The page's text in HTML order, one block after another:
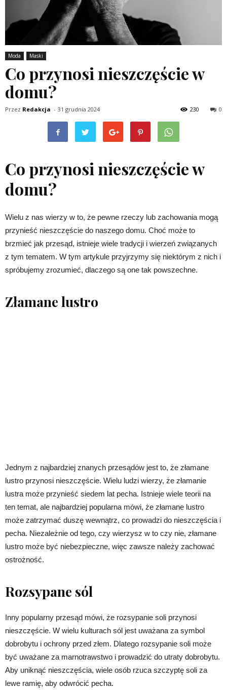
Moda Maski
Co przynosi nieszczęście w
domu?
Przez Redakcja - 31 grudnia 2024 0
230
Co przynosi nieszczęście w
domu?
Wielu z nas wierzy w to, że pewne rzeczy lub zachowania mogą
przynieść nieszczęście do naszego domu. Choć może to
brzmieć jak przesąd, istnieje wiele tradycji i wierzeń związanych
z tym tematem. W tym artykule przyjrzymy się niektórym z nich i
spróbujemy zrozumieć, dlaczego są one tak powszechne.
Złamane lustro
Jednym z najbardziej znanych przesądów jest to, że złamane
lustro przynosi nieszczęście. Wielu ludzi wierzy, że złamanie
lustra może przynieść siedem lat pecha. Istnieje wiele teorii na
ten temat, ale najbardziej popularna mówi, że złamane lustro
może zatrzymać duszę wewnątrz, co prowadzi do nieszczęścia i
pecha. Niezależnie od tego, czy wierzysz w to czy nie, złamane
lustro może być niebezpieczne, więc zawsze należy zachować
ostrożność.
Rozsypane sól
Inny popularny przesąd mówi, że rozsypanie soli przynosi
nieszczęście. W wielu kulturach sól jest uważana za symbol
dobrobytu i ochrony przed złem. Dlatego rozsypanie soli może
być uważane za marnotrawstwo i prowadzić do utraty dobrobytu.
Aby uniknąć nieszczęścia, wiele osób rzuca szczyptę soli za
lewe ramię, aby odwrócić pecha.